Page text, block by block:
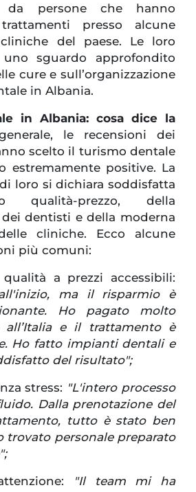
da persone che hanno
presso alcune
del paese. Le loro
sguardo approfondito
cure e sull’organizzazione
in Albania.
in Albania: cosa dice la
le recensioni dei
scelto il turismo dentale
estremamente positive. La
loro si dichiara soddisfatta
qualità-prezzo, della
dentisti e della moderna
cliniche. Ecco alcune
più comuni:
a prezzi accessibili:
ma il risparmio è
Ho pagato molto
all’Italia e il trattamento è
Ho fatto impianti dentali e
del risultato";
stress: "L'intero processo
Dalla prenotazione del
tutto è stato ben
trovato personale preparato
"Il team mi ha